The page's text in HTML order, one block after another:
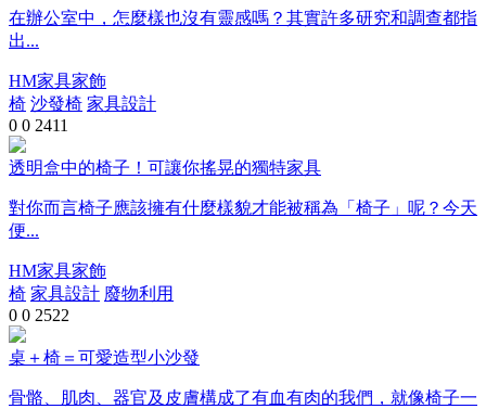
在辦公室中，怎麼樣也沒有靈感嗎？其實許多研究和調查都指
出...
HM家具家飾
椅 沙發椅 家具設計
0 0 2411
透明盒中的椅子！可讓你搖晃的獨特家具
對你而言椅子應該擁有什麼樣貌才能被稱為「椅子」呢？今天
便...
HM家具家飾
椅 家具設計 廢物利用
0 0 2522
桌＋椅＝可愛造型小沙發
骨骼、肌肉、器官及皮膚構成了有血有肉的我們，就像椅子一